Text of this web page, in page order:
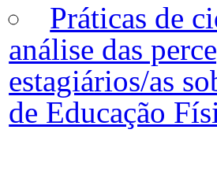
Práticas de
análise das
estagiários/as
de Educação